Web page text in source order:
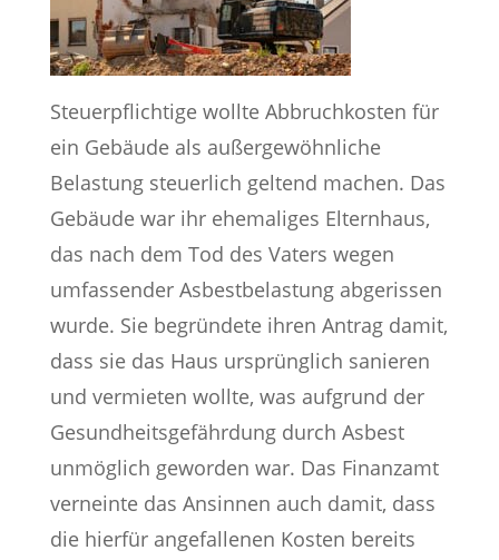
Steuerpflichtige wollte Abbruchkosten für
ein Gebäude als außergewöhnliche
Belastung steuerlich geltend machen. Das
Gebäude war ihr ehemaliges Elternhaus,
das nach dem Tod des Vaters wegen
umfassender Asbestbelastung abgerissen
wurde. Sie begründete ihren Antrag damit,
dass sie das Haus ursprünglich sanieren
und vermieten wollte, was aufgrund der
Gesundheitsgefährdung durch Asbest
unmöglich geworden war. Das Finanzamt
verneinte das Ansinnen auch damit, dass
die hierfür angefallenen Kosten bereits